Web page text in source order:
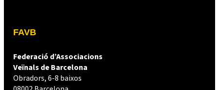
FAVB
Federació d’Associacions
Veïnals de Barcelona
Obradors, 6-8 baixos